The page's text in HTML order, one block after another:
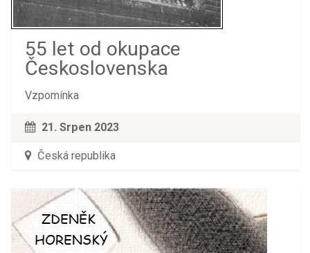
55 let od okupace
Československa
Vzpomínka
21. Srpen 2023
Česká republika